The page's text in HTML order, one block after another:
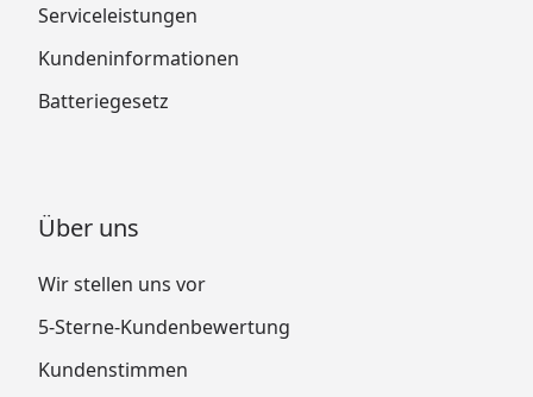
Serviceleistungen
Kundeninformationen
Batteriegesetz
Über uns
Wir stellen uns vor
5-Sterne-Kundenbewertung
Kundenstimmen